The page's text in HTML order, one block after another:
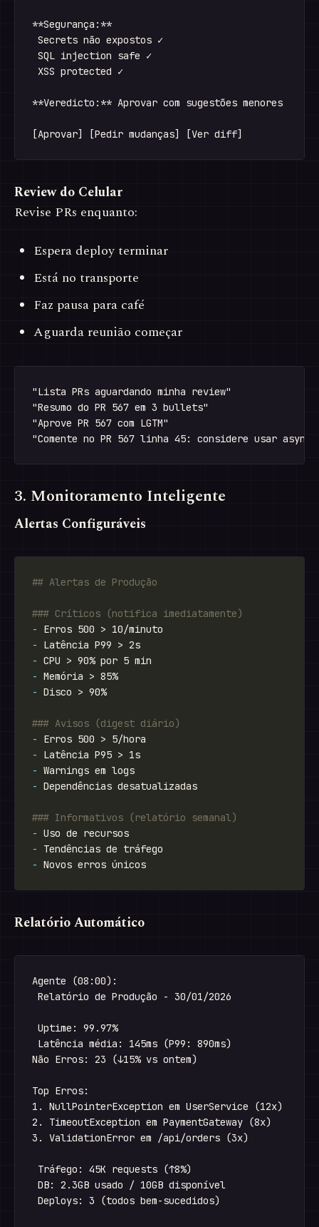
**Segurança:**
Secrets não expostos ✓
SQL injection safe ✓
XSS protected ✓
**Veredicto:** Aprovar com sugestões menores
Review do Celular
Revise PRs enquanto:
Espera deploy terminar
Está no transporte
Faz pausa para café
Aguarda reunião começar
"Lista PRs aguardando minha review"
"Resumo do PR 567 em 3 bullets"
"Aprove PR 567 com LGTM"
3. Monitoramento Inteligente
Alertas Configuráveis
-
-
-
-
-
-
-
-
-
-
-
-
Relatório Automático
Agente (08:00):
Relatório de Produção - 30/01/2026
Uptime: 99.97%
Latência média: 145ms (P99: 890ms)
Não Erros: 23 (↓15% vs ontem)
Top Erros:
1. NullPointerException em UserService (12x)
2. TimeoutException em PaymentGateway (8x)
3. ValidationError em /api/orders (3x)
Tráfego: 45K requests (↑8%)
DB: 2.3GB usado / 10GB disponível
Deploys: 3 (todos bem-sucedidos)